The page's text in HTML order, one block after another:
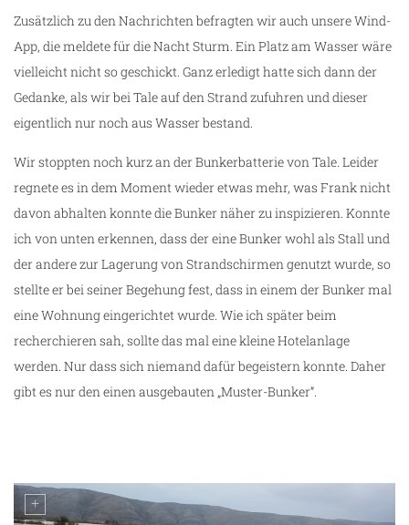
Zusätzlich zu den Nachrichten befragten wir auch unsere Wind-
App, die meldete für die Nacht Sturm. Ein Platz am Wasser wäre
vielleicht nicht so geschickt. Ganz erledigt hatte sich dann der
Gedanke, als wir bei Tale auf den Strand zufuhren und dieser
eigentlich nur noch aus Wasser bestand.
Wir stoppten noch kurz an der Bunkerbatterie von Tale. Leider
regnete es in dem Moment wieder etwas mehr, was Frank nicht
davon abhalten konnte die Bunker näher zu inspizieren. Konnte
ich von unten erkennen, dass der eine Bunker wohl als Stall und
der andere zur Lagerung von Strandschirmen genutzt wurde, so
stellte er bei seiner Begehung fest, dass in einem der Bunker mal
eine Wohnung eingerichtet wurde. Wie ich später beim
recherchieren sah, sollte das mal eine kleine Hotelanlage
werden. Nur dass sich niemand dafür begeistern konnte. Daher
gibt es nur den einen ausgebauten „Muster-Bunker“.